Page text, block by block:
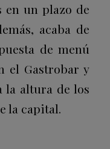
en un plazo de
acaba de
de menú
el Gastrobar y
la altura de los
la capital.